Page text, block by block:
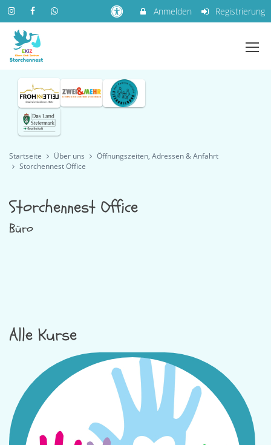
Anmelden Registrierung
Startseite Über uns
Öffnungszeiten, Adressen & Anfahrt
Storchennest Office
Storchennest Office
Büro
Alle Kurse